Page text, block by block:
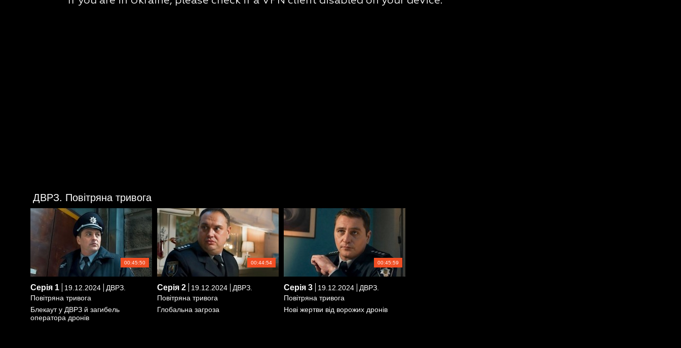
ДВРЗ. Повітряна тривога
00:45:50
Серія 1 19.12.2024
ДВРЗ.
Повітряна тривога
Блекаут у ДВРЗ й загибель
оператора дронів
00:44:54
Серія 2 19.12.2024
ДВРЗ.
Повітряна тривога
Глобальна загроза
00:45:59
Серія 3 19.12.2024
ДВРЗ.
Повітряна тривога
Нові жертви від ворожих дронів